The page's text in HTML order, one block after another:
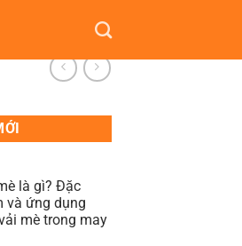
là gì? Đặc
và ứng dụng
mè trong may